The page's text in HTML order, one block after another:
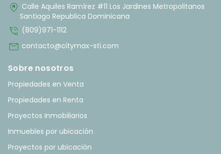
home_pin Calle Aquiles Ramírez #11 Los Jardines Metropolitanos
Santiago Republica Dominicana
phone_in_talk (809)971-1112
mail contacto@citymax-sti.com
Sobre nosotros
Propiedades en Venta
Propiedades en Renta
Proyectos Inmobiliarios
Inmuebles por ubicación
Proyectos por ubicación